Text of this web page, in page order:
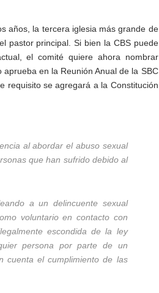
años, la tercera iglesia más grande de
pastor principal.Si bien la CBS puede
el comité quiere ahora nombrar
aprueba en la Reunión Anual de la SBC
requisito se agregará a la Constitución
al abordar el abuso sexual
que han sufrido debido al
a un delincuente sexual
voluntario en contacto con
escondida de la ley
persona por parte de un
cuenta el cumplimiento de las